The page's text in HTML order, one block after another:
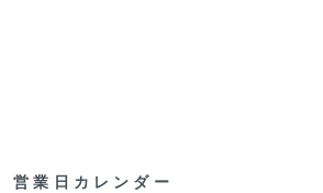
営業日カレンダー